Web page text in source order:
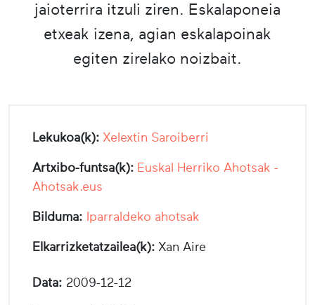
jaioterrira itzuli ziren. Eskalaponeia
etxeak izena, agian eskalapoinak
egiten zirelako noizbait.
Lekukoa(k): Xelextin Saroiberri
Artxibo-funtsa(k): Euskal Herriko Ahotsak -
Ahotsak.eus
Bilduma: Iparraldeko ahotsak
Elkarrizketatzailea(k): Xan Aire
Data: 2009-12-12